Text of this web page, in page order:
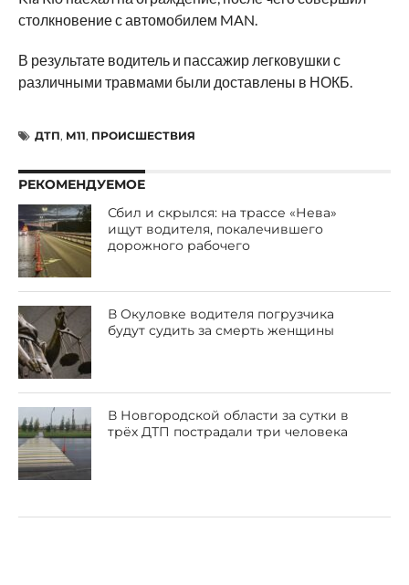
столкновение с автомобилем MAN.
В результате водитель и пассажир легковушки с
различными травмами были доставлены в НОКБ.
ДТП, М11, ПРОИСШЕСТВИЯ
РЕКОМЕНДУЕМОЕ
Сбил и скрылся: на трассе «Нева»
ищут водителя, покалечившего
дорожного рабочего
В Окуловке водителя погрузчика
будут судить за смерть женщины
В Новгородской области за сутки в
трёх ДТП пострадали три человека